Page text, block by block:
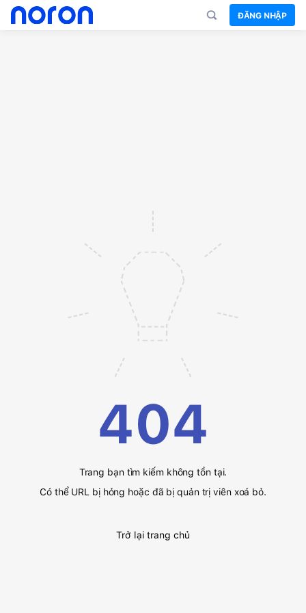
ĐĂNG NHẬP
404
Trang bạn tìm kiếm không tồn tại.
Có thể URL bị hỏng hoặc đã bị quản trị viên xoá bỏ.
Trở lại trang chủ